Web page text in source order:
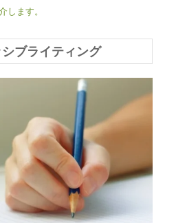
介します。
ブライティング